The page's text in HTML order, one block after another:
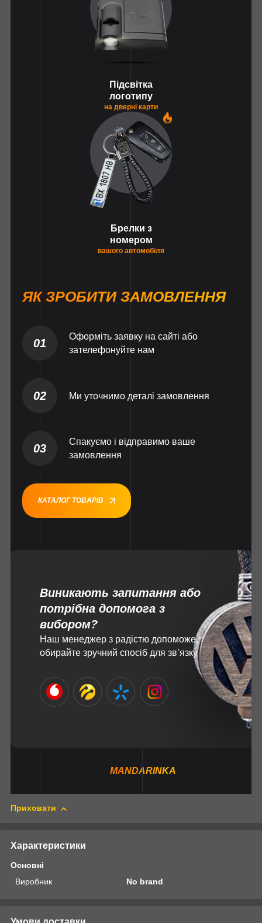
Підсвітка
логотипу
на дверні карти
Брелки з
номером
вашого автомобіля
ЯК ЗРОБИТИ ЗАМОВЛЕННЯ
01
Оформіть заявку на сайті або
зателефонуйте нам
02 Ми уточнимо деталі замовлення
03
Спакуємо і відправимо ваше
замовлення
КАТАЛОГ ТОВАРІВ
Виникають запитання або
потрібна допомога з
вибором?
Наш менеджер з радістю допоможе,
обирайте зручний спосіб для зв’язку
MANDARINKA
Приховати
Характеристики
Основні
Виробник
No brand